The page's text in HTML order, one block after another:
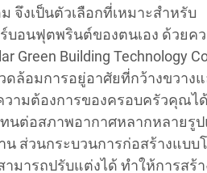
จึงเป็นตัวเลือกที่เหมาะสำหรับ
อนฟุตพรินต์ของตนเอง ด้วยค
Green Building Technology
ล้อมการอยู่อาศัยที่กว้างขวางแ
ามต้องการของครอบครัวคุณไ
นต่อสภาพอากาศหลากหลายรู
ส่วนกระบวนการก่อสร้างแบบ
มารถปรับแต่งได้ ทำให้การสร้